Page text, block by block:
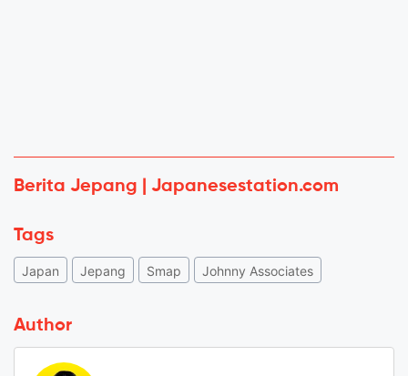
Berita Jepang | Japanesestation.com
Tags
Japan Jepang Smap Johnny Associates
Author